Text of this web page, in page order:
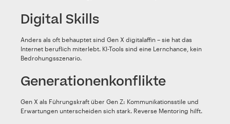
Digital Skills
Anders als oft behauptet sind Gen X digitalaffin – sie hat das
Internet beruflich miterlebt. KI-Tools sind eine Lernchance, kein
Bedrohungsszenario.
Generationenkonflikte
Gen X als Führungskraft über Gen Z: Kommunikationsstile und
Erwartungen unterscheiden sich stark. Reverse Mentoring hilft.